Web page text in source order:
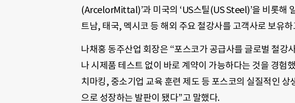
(ArcelorMittal)’과 미국의 ‘US스틸(US Steel)’을 비롯해
트남, 태국, 멕시코 등 해외 주요 철강사를 고객사로 보유하
나채홍 동주산업 회장은 “포스코가 공급사를 글로벌 철강
나 시제품 테스트 없이 바로 계약이 가능하다는 것을 경험
치마킹, 중소기업 교육 훈련 제도 등 포스코의 실질적인 상
으로 성장하는 발판이 됐다”고 말했다.